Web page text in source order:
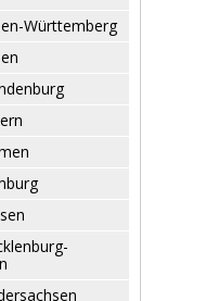
Württemberg